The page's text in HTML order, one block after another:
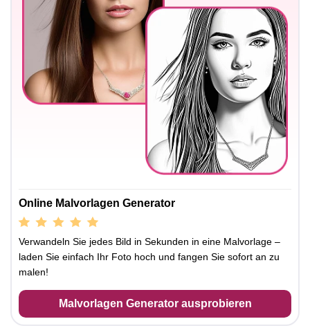
Online Malvorlagen Generator
Verwandeln Sie jedes Bild in Sekunden in eine Malvorlage –
laden Sie einfach Ihr Foto hoch und fangen Sie sofort an zu
malen!
Malvorlagen Generator ausprobieren